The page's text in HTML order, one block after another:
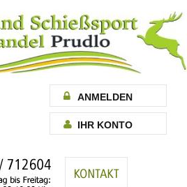
ANMELDEN
IHR KONTO